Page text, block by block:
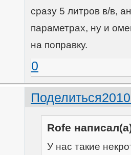
сразу 5 литров в/в,
параметрах, ну и
на поправку.
0
Поделиться
Rofe
У нас такие